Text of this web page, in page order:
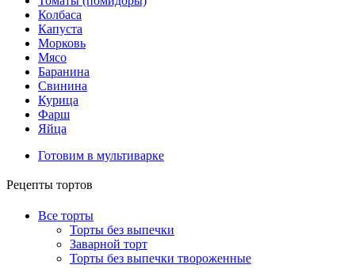
Колбаса
Капуста
Морковь
Мясо
Баранина
Свинина
Курица
Фарш
Яйца
Готовим в мультиварке
Рецепты тортов
Все торты
Торты без выпечки
Заварной торт
Торты без выпечки твороженные